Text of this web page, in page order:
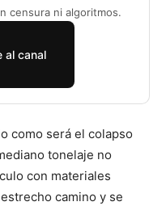
censura ni algoritmos.
al canal
como será el colapso
tonelaje no
con materiales
camino y se